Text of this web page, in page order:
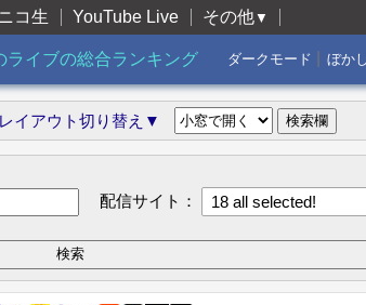
コ生 YouTube Live その他▼
ライブの総合ランキング ぼか
ダークモード
イアウト切り替え▼
配信サイト：
18 all selected!